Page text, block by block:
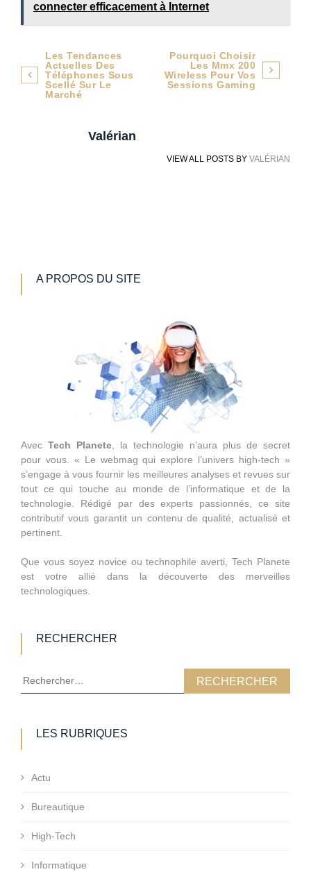
connecter efficacement à Internet
Navigation
de
l’article
Les Tendances
Actuelles Des
Téléphones Sous
Scellé Sur Le
Marché
Pourquoi Choisir
Les Mmx 200
Wireless Pour Vos
Sessions Gaming
Valérian
VIEW ALL POSTS BY VALÉRIAN
A PROPOS DU SITE
Avec Tech Planete , la technologie n’aura plus de secret
pour vous. « Le webmag qui explore l’univers high-tech »
s’engage à vous fournir les meilleures analyses et revues sur
tout ce qui touche au monde de l’informatique et de la
technologie. Rédigé par des experts passionnés, ce site
contributif vous garantit un contenu de qualité, actualisé et
pertinent.
Que vous soyez novice ou technophile averti, Tech Planete
est votre allié dans la découverte des merveilles
technologiques.
RECHERCHER
Rechercher :
LES RUBRIQUES
Actu
Bureautique
High-Tech
Informatique